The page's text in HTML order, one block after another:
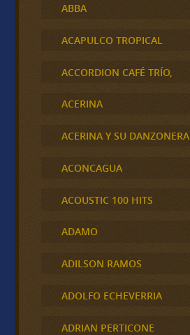
ABBA
ACAPULCO TROPICAL
ACCORDION CAFÉ TRÍO,
ACERINA
ACERINA Y SU DANZONERA
ACONCAGUA
ACOUSTIC 100 HITS
ADAMO
ADILSON RAMOS
ADOLFO ECHEVERRIA
ADRIAN PERTICONE